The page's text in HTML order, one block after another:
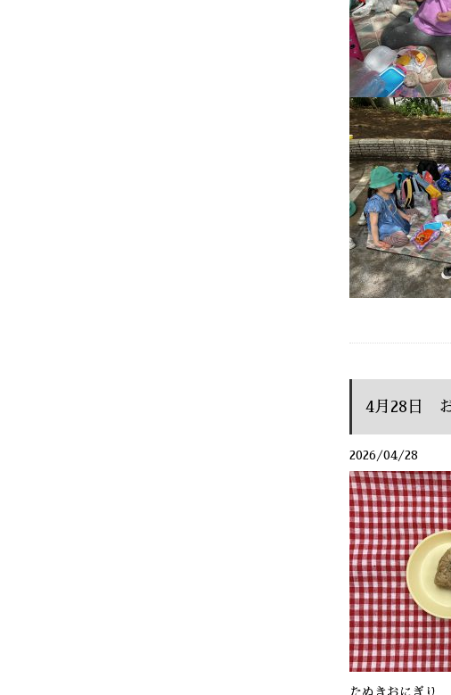
4月28日
2026/04/28
たぬきおにぎり